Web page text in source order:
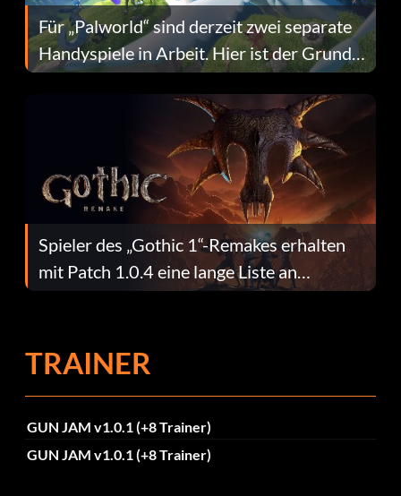
Für „Palworld“ sind derzeit zwei separate
Handyspiele in Arbeit. Hier ist der Grund
dafür.
Spieler des „Gothic 1“-Remakes erhalten
mit Patch 1.0.4 eine lange Liste an
Fehlerbehebungen
TRAINER
GUN JAM v1.0.1 (+8 Trainer)
GUN JAM v1.0.1 (+8 Trainer)